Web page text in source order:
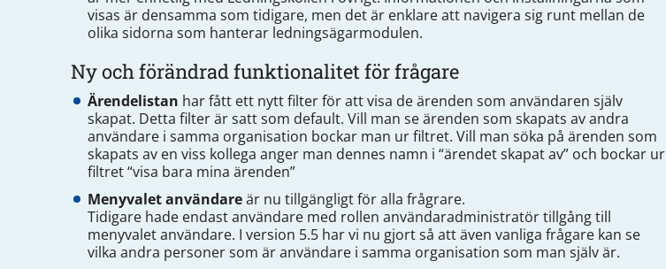
visas är densamma som tidigare, men det är enklare att navigera sig runt mellan de
olika sidorna som hanterar ledningsägarmodulen.
Ny och förändrad funktionalitet för frågare
Ärendelistan har fått ett nytt filter för att visa de ärenden som användaren själv
skapat. Detta filter är satt som default. Vill man se ärenden som skapats av andra
användare i samma organisation bockar man ur filtret. Vill man söka på ärenden som
skapats av en viss kollega anger man dennes namn i “ärendet skapat av” och bockar ur
filtret “visa bara mina ärenden”
Menyvalet användareär nu tillgängligt för alla frågrare.
Tidigare hade endast användare med rollen användaradministratör tillgång till
menyvalet användare. I version 5.5 har vi nu gjort så att även vanliga frågare kan se
vilka andra personer som är användare i samma organisation som man själv är.